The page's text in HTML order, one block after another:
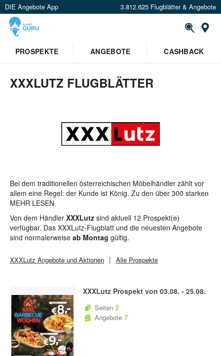
DIE Angebote App 3.812.625 Flugblätter & Angebote
PROSPEKTE
ANGEBOTE CASHBACK
XXXLUTZ FLUGBLÄTTER
Bei dem traditionellen österreichischen Möbelhändler zählt vor
allem eine Regel: der Kunde ist König. Zu den über 300 starken
Marken wie z.B.
Österreich mit Begeisterung 3.000 Einrichtungsberater jeden
Tag auf's Neue um für höchste Zufriedenheit und die ideale
Wahl zum besten Preis zu sorgen.
MEHR LESEN
Von dem Händler XXXLutz sind aktuell 12 Prospekt(e)
verfügbar. Das XXXLutz-Flugblatt und die neuesten Angebote
sind normalerweise ab Montag gültig.
XXXLutz Angebote und Aktionen Alle Prospekte
XXXLutz Prospekt von 03.08. - 25.08.
Seiten 2
Angebote 7